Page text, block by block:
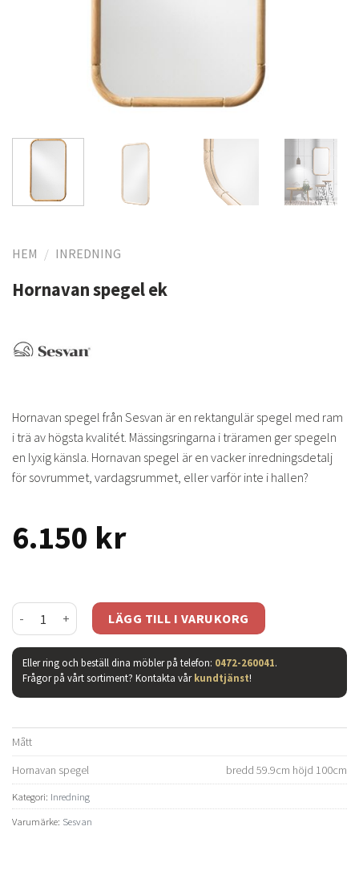
HEM / INREDNING
Hornavan spegel ek
Hornavan spegel från Sesvan är en rektangulär spegel med ram
i trä av högsta kvalitét. Mässingsringarna i träramen ger spegeln
en lyxig känsla. Hornavan spegel är en vacker inredningsdetalj
för sovrummet, vardagsrummet, eller varför inte i hallen?
6.150 kr
Hornavan spegel ek mängdLÄGG TILL I VARUKORG
Eller ring och beställ dina möbler på telefon: 0472-260041.
Frågor på vårt sortiment? Kontakta vårkundtjänst!
Mått
Hornavan spegel
bredd 59.9cm höjd 100cm
Kategori: Inredning
Varumärke: Sesvan